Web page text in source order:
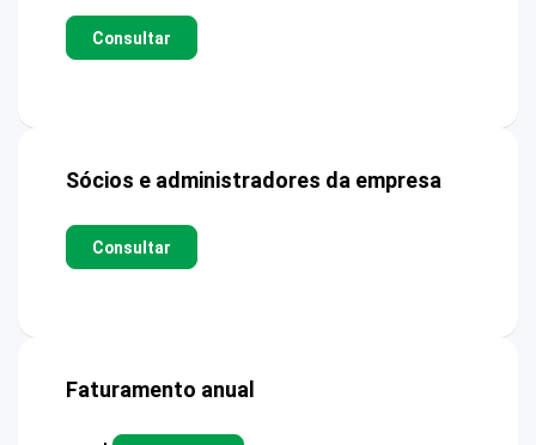
Consultar
Sócios e administradores da empresa
Consultar
Faturamento anual